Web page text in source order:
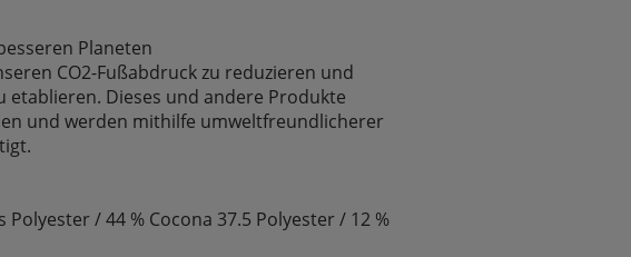
Planeten
CO2-Fußabdruck zu reduzieren und
etablieren. Dieses und andere Produkte
und werden mithilfe umweltfreundlicherer
Polyester / 44 % Cocona 37.5 Polyester / 12 %